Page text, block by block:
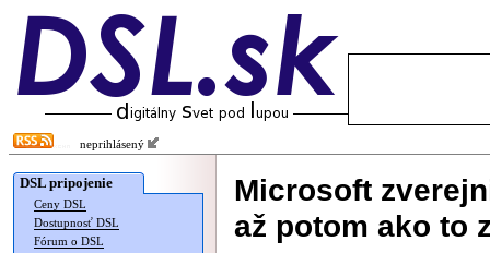
neprihlásený
DSL pripojenie
Ceny DSL
Dostupnosť DSL
Fórum o DSL
Microsoft
až potom ako to